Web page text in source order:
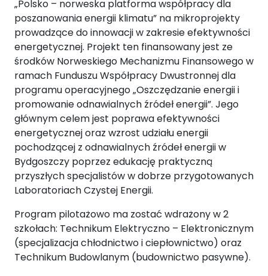
„Polsko – norweska platforma współpracy dla
poszanowania energii klimatu” na mikroprojekty
prowadzące do innowacji w zakresie efektywności
energetycznej. Projekt ten finansowany jest ze
środków Norweskiego Mechanizmu Finansowego w
ramach Funduszu Współpracy Dwustronnej dla
programu operacyjnego „Oszczędzanie energii i
promowanie odnawialnych źródeł energii”. Jego
głównym celem jest poprawa efektywności
energetycznej oraz wzrost udziału energii
pochodzącej z odnawialnych źródeł energii w
Bydgoszczy poprzez edukację praktyczną
przyszłych specjalistów w dobrze przygotowanych
Laboratoriach Czystej Energii.
Program pilotażowo ma zostać wdrażony w 2
szkołach: Technikum Elektryczno – Elektronicznym
(specjalizacja chłodnictwo i ciepłownictwo) oraz
Technikum Budowlanym (budownictwo pasywne).